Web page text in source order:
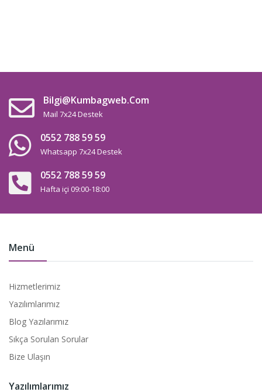
Bilgi@kumbagweb.com
Mail 7x24 Destek
0552 788 59 59
Whatsapp 7x24 Destek
0552 788 59 59
Hafta içi 09:00-18:00
Menü
Hizmetlerimiz
Yazılımlarımız
Blog Yazılarımız
Sıkça Sorulan Sorular
Bize Ulaşın
Yazılımlarımız